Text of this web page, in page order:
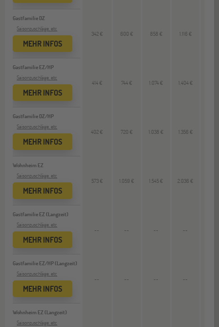
Gastfamilie DZ
Saisonzuschläge, etc
MEHR INFOS
Gastfamilie EZ/HP
Saisonzuschläge, etc
MEHR INFOS
Gastfamilie DZ/HP
Saisonzuschläge, etc
MEHR INFOS
Wohnheim EZ
Saisonzuschläge, etc
MEHR INFOS
Gastfamilie EZ (Langzeit)
Saisonzuschläge, etc
MEHR INFOS
Gastfamilie EZ/HP (Langzeit)
Saisonzuschläge, etc
MEHR INFOS
Wohnheim EZ (Langzeit)
Saisonzuschläge, etc
342 € 600 € 858 € 1.116 €
414 € 744 € 1.074 € 1.404 €
402 € 720 € 1.038 € 1.356 €
573 € 1.059 € 1.545 € 2.036 €
-- -- -- --
-- -- -- --